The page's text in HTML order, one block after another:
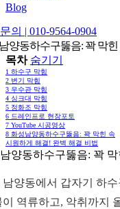
Blog
의 | 010-9564-0904
양동하수구뚫음: 꽉 막
목차 숨기기
1 하수구 막힘
2 변기 막힘
3 우수관 막힘
4 싱크대 막힘
5 정화조 막힘
6 드레인프로 현장포토
7 YouTube 시공영상
8 화성남양동하수구뚫음: 꽉 막힌 속
시원하게 해결! 완벽 해결 비법
양동하수구뚫음: 꽉
남양동에서 갑자기 하
이 역류하고, 악취까지